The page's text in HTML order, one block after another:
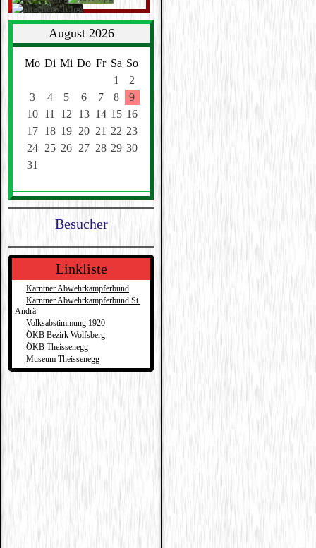
August 2026
Mo Di Mi Do Fr Sa So
1
2
3
4 5 6 7 8
9
10
11 12 13 14 15 16
17
18 19 20 21 22 23
24
25 26 27 28 29 30
31
Besucher
Linkliste
Kärntner Abwehrkämpferbund
Kärntner Abwehrkämpferbund St.
Andrä
Volksabstimmung 1920
ÖKB Bezirk Wolfsberg
ÖKB Theissenegg
Museum Theissenegg